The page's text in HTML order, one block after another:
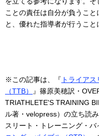
ことの責任は自分が負うこ
と、優れた指導者が行うこと
※この記事は、『 トライア
（TTB）
』篠原美穂訳・
TRIATHLETE'S TRAINING
ル著・velopress）の立ち読
スリート・トレーニング・バ